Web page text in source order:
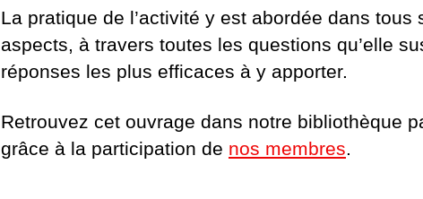
La pratique de l’activité y est abordée dans tous
aspects, à travers toutes les questions qu’elle
réponses les plus efficaces à y apporter.
Retrouvez cet ouvrage dans notre bibliothèque
grâce à la participation de nos membres.